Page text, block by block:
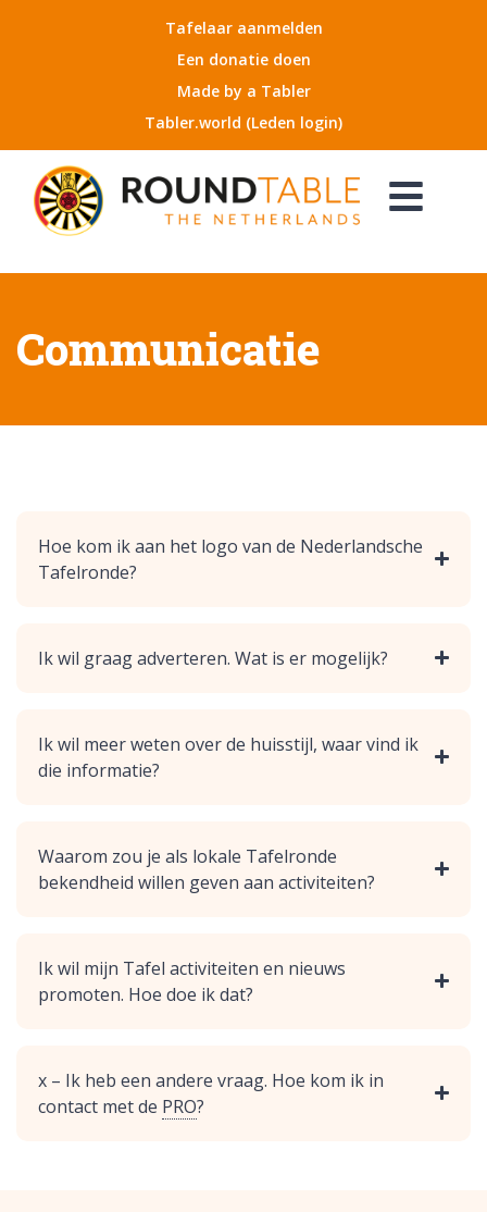
Tafelaar aanmelden
Een donatie doen
Made by a Tabler
Tabler.world (Leden login)
Communicatie
Hoe kom ik aan het logo van de Nederlandsche
Tafelronde?
Ik wil graag adverteren. Wat is er mogelijk?
Ik wil meer weten over de huisstijl, waar vind ik
die informatie?
Waarom zou je als lokale Tafelronde
bekendheid willen geven aan activiteiten?
Ik wil mijn Tafel activiteiten en nieuws
promoten. Hoe doe ik dat?
x – Ik heb een andere vraag. Hoe kom ik in
contact met de PRO?